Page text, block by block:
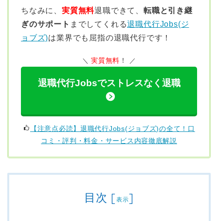
ちなみに、 実質無料退職できて、転職と引き継
ぎのサポート までしてくれる退職代行Jobs(ジ
ョブズ)は業界でも屈指の退職代行です！
実質無料 ！
退職代行Jobsでストレスなく退職
【注意点必読】退職代行Jobs(ジョブズ)の全て！口
コミ・評判・料金・サービス内容徹底解説
目次 [表示]